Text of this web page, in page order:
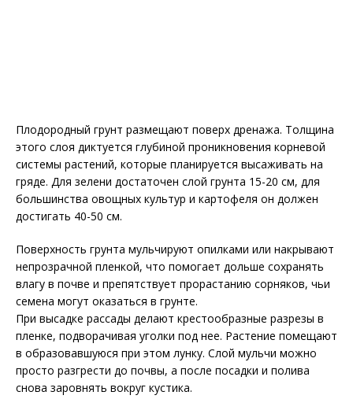
Плодородный грунт размещают поверх дренажа. Толщина
этого слоя диктуется глубиной проникновения корневой
системы растений, которые планируется высаживать на
гряде. Для зелени достаточен слой грунта 15-20 см, для
большинства овощных культур и картофеля он должен
достигать 40-50 см.
Поверхность грунта мульчируют опилками или накрывают
непрозрачной пленкой, что помогает дольше сохранять
влагу в почве и препятствует прорастанию сорняков, чьи
семена могут оказаться в грунте.
При высадке рассады делают крестообразные разрезы в
пленке, подворачивая уголки под нее. Растение помещают
в образовавшуюся при этом лунку. Слой мульчи можно
просто разгрести до почвы, а после посадки и полива
снова заровнять вокруг кустика.